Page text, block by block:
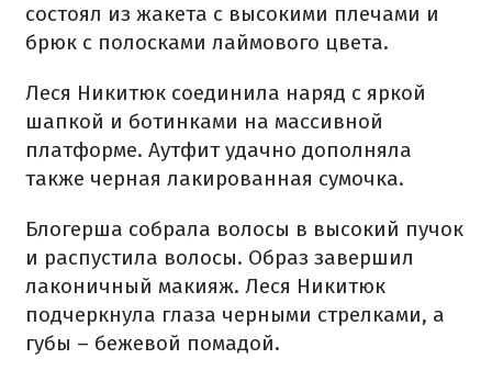
состоял из жакета с высокими плечами и
брюк с полосками лаймового цвета.
Леся Никитюк соединила наряд с яркой
шапкой и ботинками на массивной
платформе. Аутфит удачно дополняла
также черная лакированная сумочка.
Блогерша собрала волосы в высокий пучок
и распустила волосы. Образ завершил
лаконичный макияж. Леся Никитюк
подчеркнула глаза черными стрелками, а
губы – бежевой помадой.